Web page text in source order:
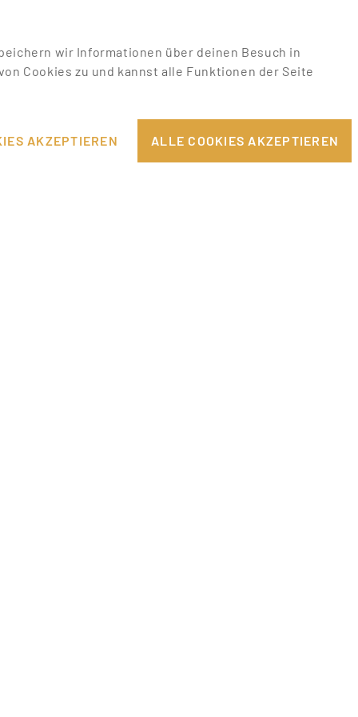
BEI
wir Informationen über deinen Besuch in
Cookies zu und kannst alle Funktionen der Seite
AKZEPTIEREN ALLE COOKIES AKZEPTIEREN